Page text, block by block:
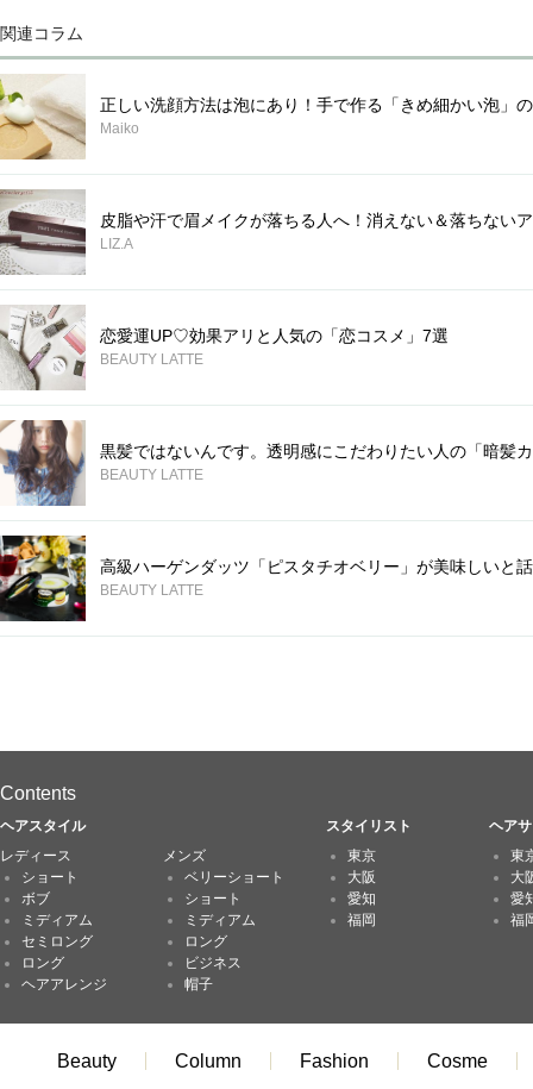
関連コラム
正しい洗顔方法は泡にあり！手で作る「きめ細かい泡」
Maiko
皮脂や汗で眉メイクが落ちる人へ！消えない＆落ちない
LIZ.A
恋愛運UP♡効果アリと人気の「恋コスメ」7選
BEAUTY LATTE
黒髪ではないんです。透明感にこだわりたい人の「暗髪
BEAUTY LATTE
高級ハーゲンダッツ「ピスタチオベリー」が美味しいと
BEAUTY LATTE
Contents
ヘアスタイル スタイリスト
ヘア
レディース
ショート
ボブ
ミディアム
セミロング
ロング
ヘアアレンジ
メンズ
ベリーショート
ショート
ミディアム
ロング
ビジネス
帽子
東京
大阪
愛知
福岡
東
大
愛
福
Beauty Column Fashion Cosme